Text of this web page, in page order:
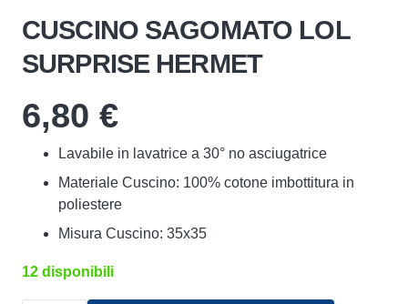
CUSCINO SAGOMATO LOL
SURPRISE HERMET
6,80 €
Lavabile in lavatrice a 30° no asciugatrice
Materiale Cuscino: 100% cotone imbottitura in
poliestere
Misura Cuscino: 35x35
12 disponibili